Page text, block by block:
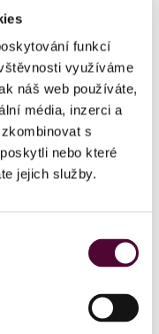
funkcí
využíváme
náš web používáte,
média, inzerci a
s
nebo které
jejich služby.
té době
chybu a
s
Bohužel
velmi
odešla a
které jsme
křesla
věnujeme i